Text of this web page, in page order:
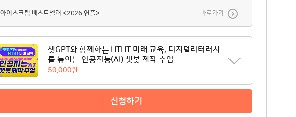
아이스크림 베스트셀러 <2026 연플> 바로가기
챗GPT와 함께하는 HTHT 미래 교육, 디지털리터러시
를 높이는 인공지능(AI) 챗봇 제작 수업
50,000원
신청하기